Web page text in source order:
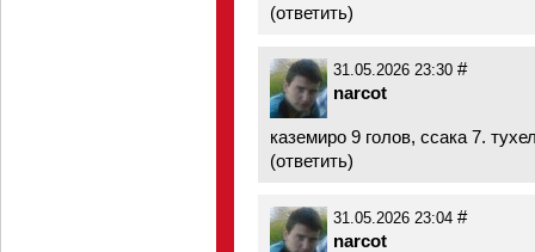
(ответить)
31.05.2026 23:30 #
narcot
каземиро 9 голов, ссака 7.
(ответить)
31.05.2026 23:04 #
narcot